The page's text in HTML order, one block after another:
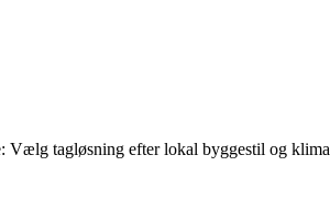
Vælg tagløsning efter lokal byggestil og klima